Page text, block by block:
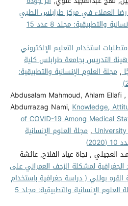
العملاء في مركز طرابلس الطبي
مجلة العلوم الإنسانية والتطبيقية: مجلد 8 عدد 15
متطلبات استخدام التعليم الإلكتروني
التدريس بجامعة طرابلس كلية
, مجلة العلوم الإنسانية والتطبيقية:
Abdusalam Mahmoud, Ahlam Ellafi
Abdurrazag Nami,Knowledge,
of COVID-19 Among Medical
, مجلة العلوم الإنسانية
العجيلي , نجاة عياد الفلاح, عائشة
الجغرافية لمشكلة الزحف العمراني على
القره بوللي ( دراسة جغرافية باستخدام
مجلة العلوم الإنسانية والتطبيقية: مجلد 5